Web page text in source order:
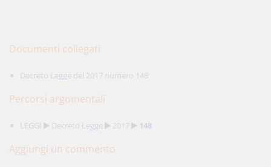
Documenti collegati
Decreto Legge del 2017 numero 148
Percorsi argomentali
LEGGI Decreto Legge 2017 148
Aggiungi un commento